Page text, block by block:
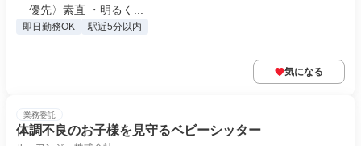
優先〉素直 ・明るく...
即日勤務OK 駅近5分以内
気になる
業務委託
体調不良のお子様を見守るベビーシッター